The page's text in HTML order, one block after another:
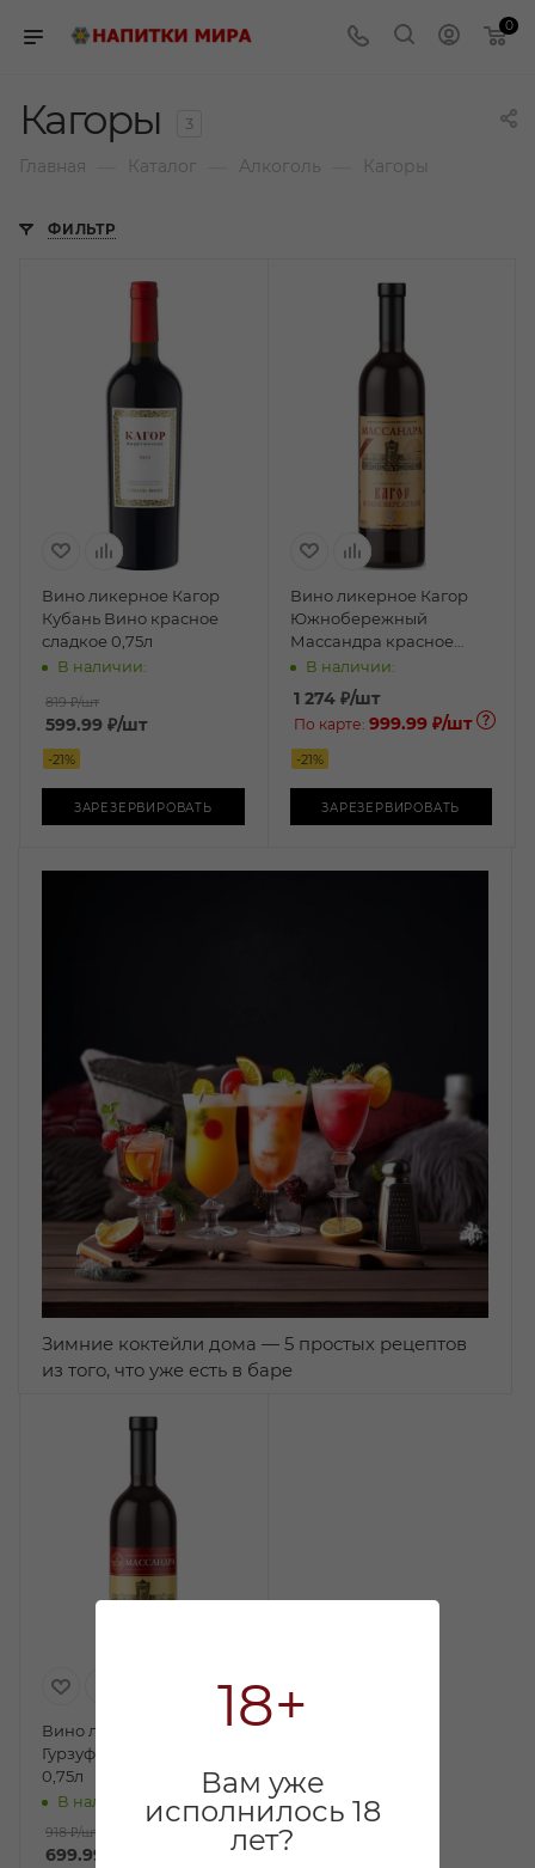
18+
Вам уже
исполнилось 18
лет?
0
Кагоры 3
Главная Каталог Алкоголь Кагоры
ФИЛЬТР
Вино ликерное Кагор
Кубань Вино красное
сладкое 0,75л
В наличии:
819 ₽/шт
599.99 ₽/шт
-21%
ЗАРЕЗЕРВИРОВАТЬ
Вино ликерное Кагор
Южнобережный
Массандра красное
сладкое 0,75л
В наличии:
1 274₽/шт
По карте: 999.99 ₽/шт
-21%
ЗАРЕЗЕРВИРОВАТЬ
Зимние коктейли дома — 5 простых рецептов
из того, что уже есть в баре
Вино ликерное Кагор
Гурзуф красное сладкое
0,75л
В наличии:
918 ₽/шт
699.99